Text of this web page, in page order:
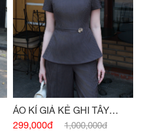
ÁO KÍ GIẢ KẺ GHI TÂY
ĐÍNH CHARM EO
299,000đ 1,000,000đ